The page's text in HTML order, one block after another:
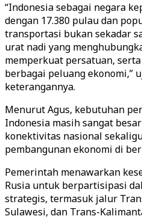
“Indonesia sebagai negara
dengan 17.380 pulau dan
transportasi bukan sekadar
urat nadi yang
memperkuat persatuan,
berbagai peluang ekonomi,”
keterangannya.
Menurut Agus, kebutuhan
Indonesia masih sangat
konektivitas nasional
pembangunan ekonomi di
Pemerintah menawarkan
Rusia untuk berpartisipasi
strategis, termasuk jalur
Sulawesi, dan Trans-